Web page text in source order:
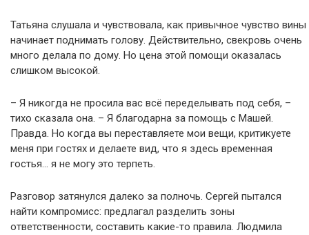
Татьяна слушала и чувствовала, как привычное чувство вины
начинает поднимать голову. Действительно, свекровь очень
много делала по дому. Но цена этой помощи оказалась
слишком высокой.
– Я никогда не просила вас всё переделывать под себя, –
тихо сказала она. – Я благодарна за помощь с Машей.
Правда. Но когда вы переставляете мои вещи, критикуете
меня при гостях и делаете вид, что я здесь временная
гостья… я не могу это терпеть.
Разговор затянулся далеко за полночь. Сергей пытался
найти компромисс: предлагал разделить зоны
ответственности, составить какие-то правила. Людмила